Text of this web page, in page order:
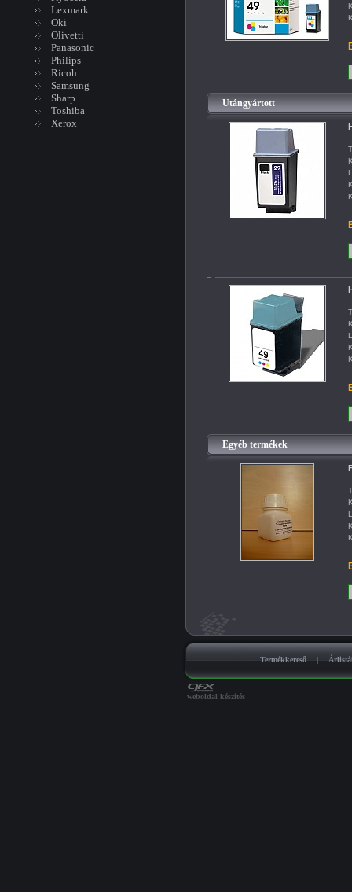
Lexmark
Oki
Olivetti
Panasonic
Philips
Ricoh
Samsung
Sharp
Toshiba
Xerox
Utángyártott
Egyéb termékek
Termékkereső |
weboldal készítés